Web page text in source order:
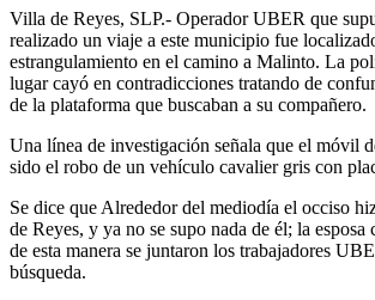
Villa de Reyes, SLP.- Operador UBER que
realizado un viaje a este municipio fue
estrangulamiento en el camino a Malinto. La
lugar cayó en contradicciones tratando de
de la plataforma que buscaban a su compañero.
Una línea de investigación señala que el móvil
sido el robo de un vehículo cavalier gris con
Se dice que Alrededor del mediodía el occiso
de Reyes, y ya no se supo nada de él; la esposa
de esta manera se juntaron los trabajadores
búsqueda.